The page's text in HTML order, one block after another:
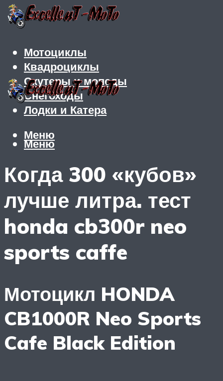
Мотоциклы
Квадроциклы
Скутеры и мопеды
Снегоходы
Лодки и Катера
Меню
Меню
Когда 300 «кубов»
лучше литра. тест
honda cb300r neo
sports caffe
Мотоцикл HONDA
CB1000R Neo Sports
Cafe Black Edition